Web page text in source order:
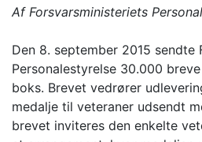
Af Forsvarsministeriets
Den 8. september 2015 sendte
Personalestyrelse 30.000
boks. Brevet vedrører
medalje til veteraner udsendt
brevet inviteres den enkelte